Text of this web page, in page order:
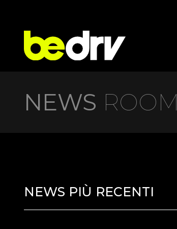
NEWS ROOM
NEWS PIÙ RECENTI